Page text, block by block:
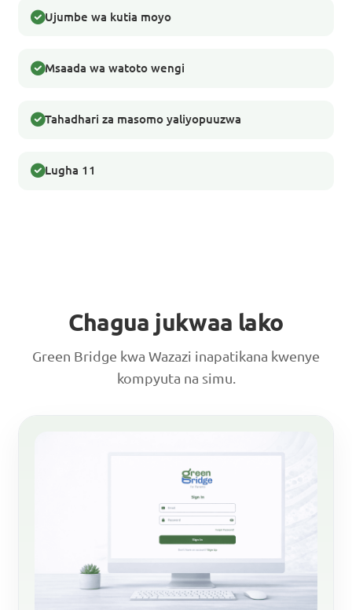
Ujumbe wa kutia moyo
Msaada wa watoto wengi
Tahadhari za masomo yaliyopuuzwa
Lugha 11
Chagua jukwaa lako
Green Bridge kwa Wazazi inapatikana kwenye
kompyuta na simu.